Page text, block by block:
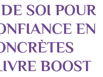
SOI POUR
EN
BOOST